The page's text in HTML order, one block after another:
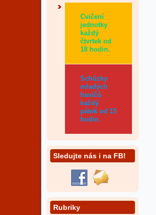
Cvičení
jednotky
každý
čtvrtek od
18 hodin.
Schůzky
mladých
hasičů
každý
pátek od 15
hodin.
Sledujte nás i na FB!
Rubriky